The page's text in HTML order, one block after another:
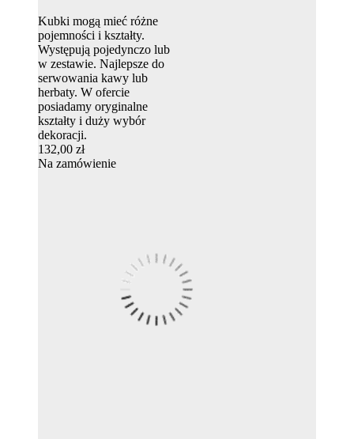
Kubki mogą mieć różne
pojemności i kształty.
Występują pojedynczo lub
w zestawie. Najlepsze do
serwowania kawy lub
herbaty. W ofercie
posiadamy oryginalne
kształty i duży wybór
dekoracji.
132,00 zł
Na zamówienie